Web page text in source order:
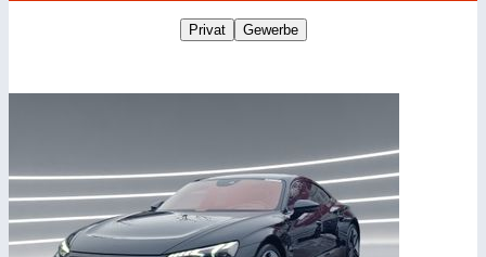
Privat Gewerbe